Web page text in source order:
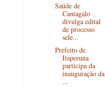
Saúde de
Cantagalo
divulga edital
de processo
sele...
Prefeito de
Itaperuna
participa da
inauguração da
...